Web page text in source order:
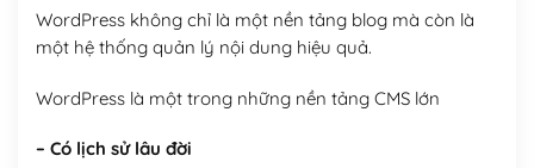
WordPress không chỉ là một nền tảng blog mà còn là
một hệ thống quản lý nội dung hiệu quả.
WordPress là một trong những nền tảng CMS lớn
– Có lịch sử lâu đời